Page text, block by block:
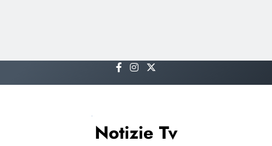
to
Notizie Tv